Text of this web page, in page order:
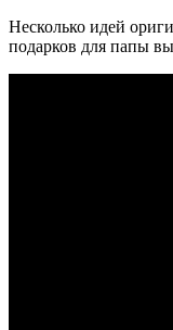
Несколько идей
подарков для папы